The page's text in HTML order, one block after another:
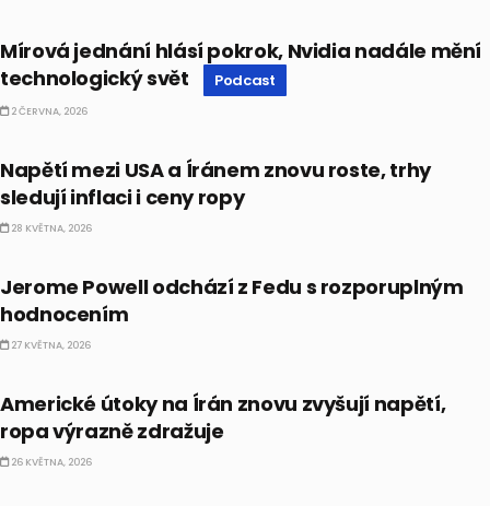
Mírová jednání hlásí pokrok, Nvidia nadále mění
technologický svět
Podcast
2 ČERVNA, 2026
Napětí mezi USA a Íránem znovu roste, trhy
sledují inflaci i ceny ropy
28 KVĚTNA, 2026
Jerome Powell odchází z Fedu s rozporuplným
hodnocením
27 KVĚTNA, 2026
Americké útoky na Írán znovu zvyšují napětí,
ropa výrazně zdražuje
26 KVĚTNA, 2026